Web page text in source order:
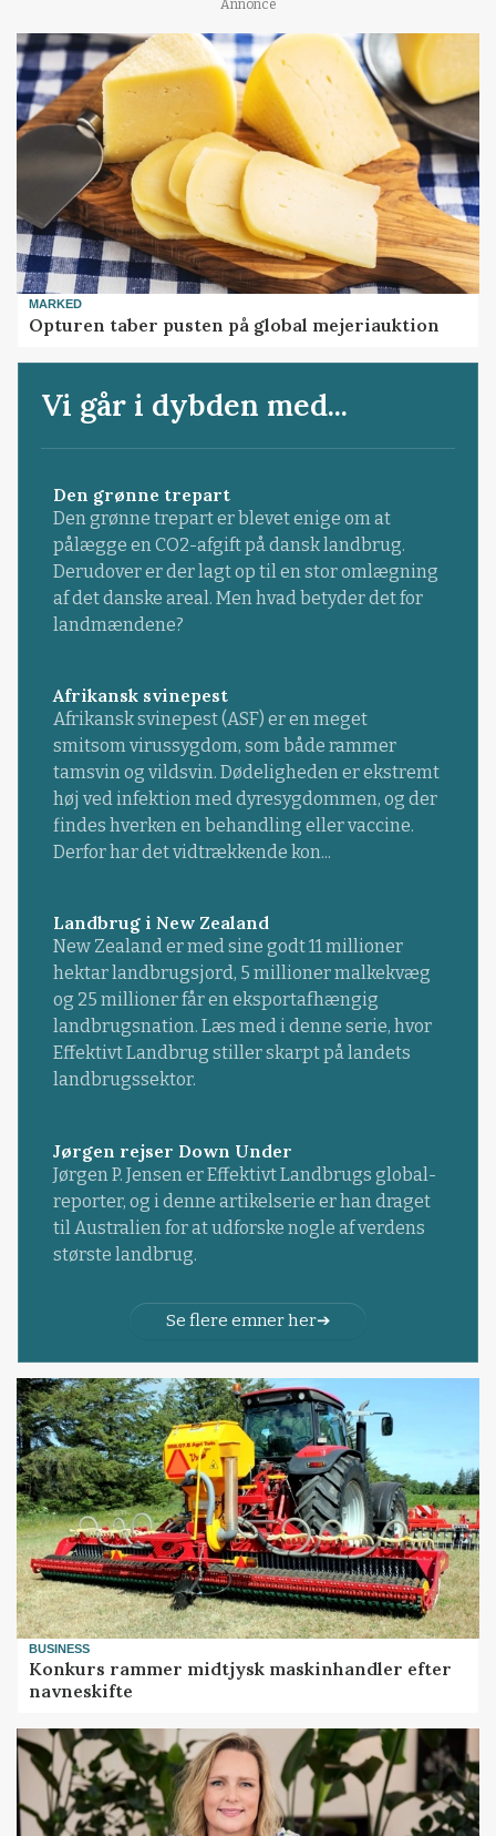
Annonce
MARKED
Opturen taber pusten på global mejeriauktion
Vi går i dybden med...
Den grønne trepart
Den grønne trepart er blevet enige om at
pålægge en CO2-afgift på dansk landbrug.
Derudover er der lagt op til en stor omlægning
af det danske areal. Men hvad betyder det for
landmændene?
Afrikansk svinepest
Afrikansk svinepest (ASF) er en meget
smitsom virussygdom, som både rammer
tamsvin og vildsvin. Dødeligheden er ekstremt
høj ved infektion med dyresygdommen, og der
findes hverken en behandling eller vaccine.
Derfor har det vidtrækkende kon...
Landbrug i New Zealand
New Zealand er med sine godt 11 millioner
hektar landbrugsjord, 5 millioner malkekvæg
og 25 millioner får en eksportafhængig
landbrugsnation. Læs med i denne serie, hvor
Effektivt Landbrug stiller skarpt på landets
landbrugssektor.
Jørgen rejser Down Under
Jørgen P. Jensen er Effektivt Landbrugs global-
reporter, og i denne artikelserie er han draget
til Australien for at udforske nogle af verdens
største landbrug.
Se flere emner her
BUSINESS
Konkurs rammer midtjysk maskinhandler efter
navneskifte